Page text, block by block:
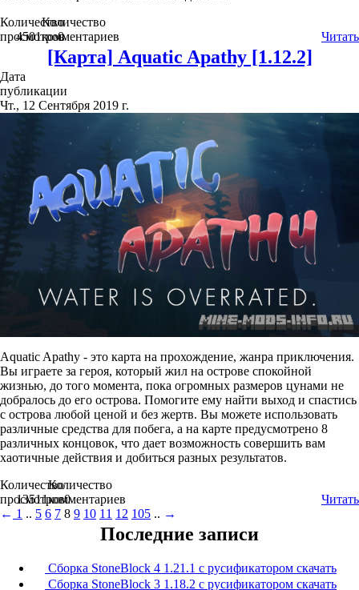
Количество
просмотров
4501
Количество
комментариев
0 Читать
[Карта] Aquatic Apathy [1.12.2]
Дата
публикации
Чт., 12 Сентября 2019 г.
Aquatic Apathy - это карта на прохождение, жанра приключения.
Вы играете за героя, который жил на острове спокойной
жизнью, до того момента, пока огромных размеров цунами не
добралось до его острова. Помогите ему найти выход и спастись
с острова любой ценой и без жертв. Вы можете использовать
различные средства для побега, а на карте предусмотрено 8
различных концовок, что дает возможность совершить вам
хаотичные действия и добиться разных результатов.
Количество
просмотров
13511
Количество
комментариев
0
Читать
← 1 .. 5 6 7 8 9 10 11 12 105 .. →
Последние записи
Сборка StoneBlock 4 1.21.1 с русификатором скачать
Сборка StoneBlock 3 1.18.2 с русификатором скачать